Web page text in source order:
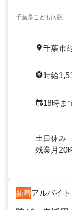
千葉県こども病院
千葉市
時給
18時ま
土日休み
残業月20
新着アルバイト